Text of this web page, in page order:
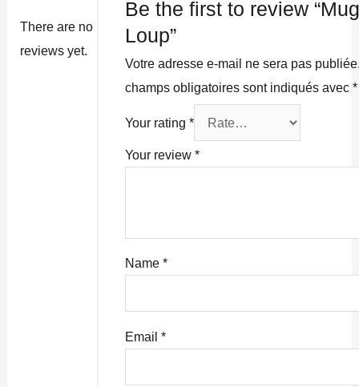
There are no
reviews yet.
Be the first to review
Loup”
Votre adresse e-mail ne sera pas
champs obligatoires sont indiqués avec*
Your rating*
Your review*
Name*
Email*